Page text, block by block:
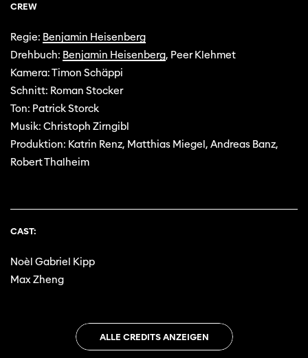
CREW
Regie: Benjamin Heisenberg
Drehbuch: Benjamin Heisenberg, Peer Klehmet
Kamera: Timon Schäppi
Schnitt: Roman Stocker
Ton: Patrick Storck
Musik: Christoph Zirngibl
Produktion: Katrin Renz, Matthias Miegel, Andreas Banz,
Robert Thalheim
CAST:
Noèl Gabriel Kipp
Max Zheng
ALLE CREDITS ANZEIGEN